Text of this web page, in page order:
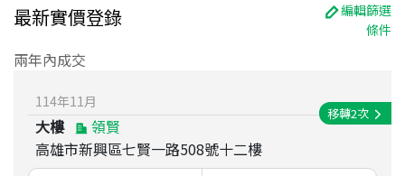
最新實價登錄
編輯篩選
條件
兩年內成交
114年11 月
大樓
領賢
高雄市新興區七賢一路508號十二樓
移轉2次